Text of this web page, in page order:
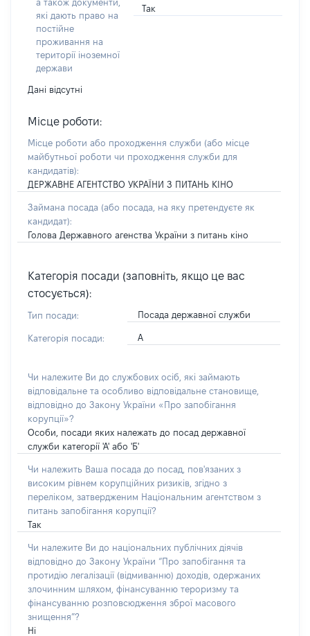
а також документи,
які дають право на
постійне
проживання на
території іноземної
держави
Так
Дані відсутні
Місце роботи:
Місце роботи або проходження служби (або місце
майбутньої роботи чи проходження служби для
кандидатів):
ДЕРЖАВНЕ АГЕНТСТВО УКРАЇНИ З ПИТАНЬ КІНО
Займана посада (або посада, на яку претендуєте як
кандидат):
Голова Державного агенства України з питань кіно
Категорія посади (заповніть, якщо це вас
стосується):
Тип посади: Посада державної служби
Категорія посади: А
Чи належите Ви до службових осіб, які займають
відповідальне та особливо відповідальне становище,
відповідно до Закону України «Про запобігання
корупції»?
Особи, посади яких належать до посад державної
служби категорії 'А' або 'Б'
Чи належить Ваша посада до посад, пов'язаних з
високим рівнем корупційних ризиків, згідно з
переліком, затвердженим Національним агентством з
питань запобігання корупції?
Так
Чи належите Ви до національних публічних діячів
відповідно до Закону України “Про запобігання та
протидію легалізації (відмиванню) доходів, одержаних
злочинним шляхом, фінансуванню тероризму та
фінансуванню розповсюдження зброї масового
знищення”?
Ні